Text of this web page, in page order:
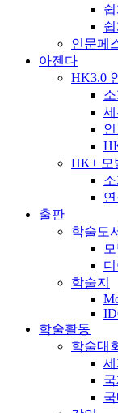
인문페
아젠다
HK3.0
소
HK+ 모
소
출판
학술도
학술지
학술활동
학술대